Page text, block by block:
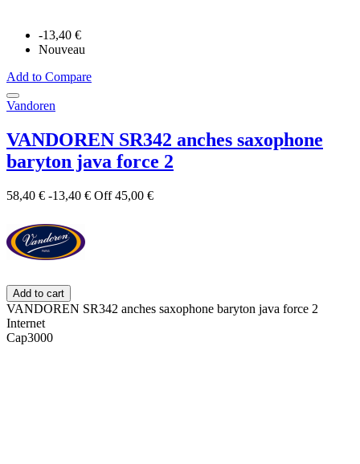
-13,40 €
Nouveau
Add to Compare
Vandoren
VANDOREN SR342 anches saxophone
baryton java force 2
58,40 € -13,40 € Off 45,00 €
Add to cart
VANDOREN SR342 anches saxophone baryton java force 2
Internet
Cap3000